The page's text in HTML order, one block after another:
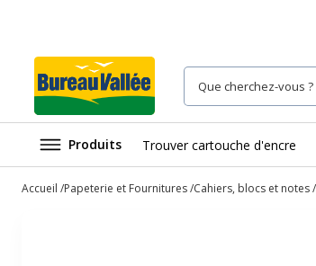
Produits Trouver cartouche d'encre
Accueil Papeterie et Fournitures Cahiers, blocs et notes